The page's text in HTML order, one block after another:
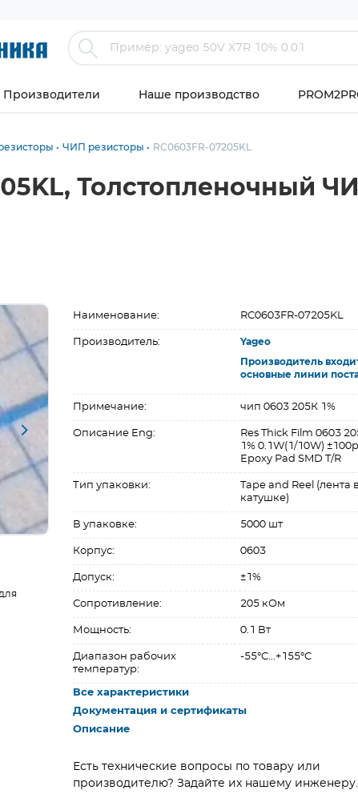
Производители Наше производство
ЧИП резисторы RC0603FR-07205KL
Толстопленочный
Наименование: RC0603FR-07205KL
Производитель: Yageo
Производитель
основные линии
Примечание: чип 0603 205К 1%
Описание Eng:
Res Thick Film 0603
1% 0.1W(1/10W)
Epoxy Pad SMD T/R
Тип упаковки:
Tape and Reel (лента в
катушке)
В упаковке: 5000 шт
Корпус: 0603
Допуск: ±1%
Сопротивление: 205 кОм
Мощность: 0.1 Вт
Диапазон рабочих
температур:
-55°C...+155°C
Все характеристики
Документация и сертификаты
Описание
Есть технические вопросы по товару или
производителю? Задайте их нашему инженеру.